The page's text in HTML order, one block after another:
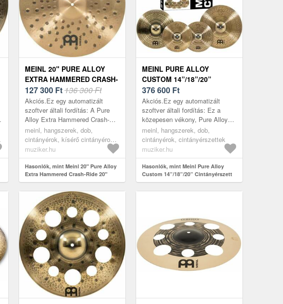
MEINL 20" PURE ALLOY
EXTRA HAMMERED CRASH-
RIDE 20" KÍSÉRŐ
CINTÁNYÉR - CRASH RIDE
127 300 Ft136 300 Ft
Akciós.Ez egy automatizált
szoftver általi fordítás: A Pure
Alloy Extra Hammered Crash-
Ride egy cintányér, amelyre
támaszkodhat, és amikor elviszi
egy kon...
meinl, hangszerek, dob,
cintányérok, kísérő cintányérok -
crash ride
muziker.hu
Hasonlók, mint Meinl 20" Pure Alloy
Extra Hammered Crash-Ride 20"
Kísérő cintányér - Crash Ride
MEINL PURE ALLOY
CUSTOM 14”/18”/20”
CINTÁNYÉRSZETT
376 600 Ft
Akciós.Ez egy automatizált
szoftver általi fordítás: Ez a
közepesen vékony, Pure Alloy
Custom cintányérkészlet sima
támadást hoz létre meleg
hangzással és...
meinl, hangszerek, dob,
cintányérok, cintányérszettek
muziker.hu
Hasonlók, mint Meinl Pure Alloy
Custom 14”/18”/20” Cintányérszett